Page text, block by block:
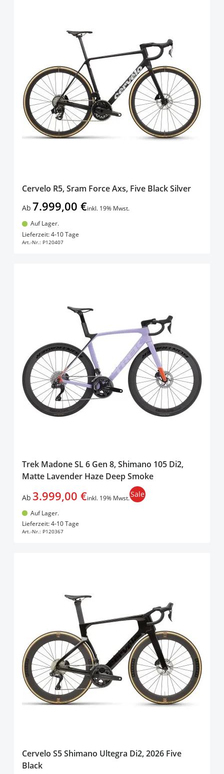
Cervelo R5, Sram Force Axs, Five Black Silver
Ab 7.999,00 €inkl. 19% Mwst.
Auf Lager.
Lieferzeit: 4-10 Tage
Art.-Nr.: P120407
Trek Madone SL 6 Gen 8, Shimano 105 Di2,
Matte Lavender Haze Deep Smoke
Ab 3.999,00 €inkl. 19% Mwst.Sale
Auf Lager.
Lieferzeit: 4-10 Tage
Art.-Nr.: P120367
Cervelo S5 Shimano Ultegra Di2, 2026 Five
Black